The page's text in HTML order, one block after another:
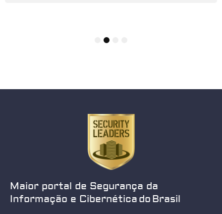
Maior portal de Segurança da
Informação e Cibernética do Brasil